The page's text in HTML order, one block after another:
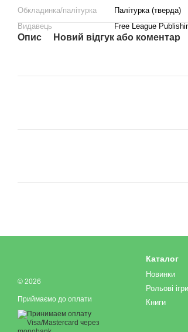
Обкладинка/палітурка
Палітурка (тверда)
Видавець
Free League
Опис Новий відгук або коментар
© 2026
Приймаємо до оплати
Каталог
Новинки
Рольові ігри
Книги